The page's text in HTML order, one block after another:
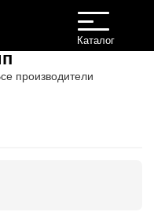
Toggle
navigation
Каталог
производители